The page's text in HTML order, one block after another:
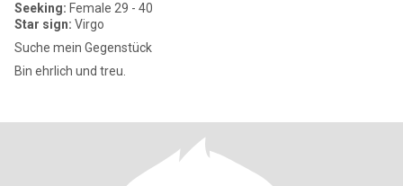
Seeking: Female 29 - 40
Star sign: Virgo
Suche mein Gegenstück
Bin ehrlich und treu.